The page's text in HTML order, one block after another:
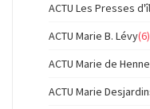
ACTU Les Presses
ACTU Marie B. Lévy(6)
ACTU Marie de
ACTU Marie